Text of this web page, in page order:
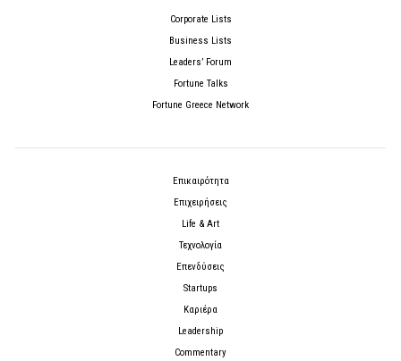
Corporate Lists
Business Lists
Leaders’ Forum
Fortune Talks
Fortune Greece Network
Επικαιρότητα
Επιχειρήσεις
Life & Art
Τεχνολογία
Επενδύσεις
Startups
Καριέρα
Leadership
Commentary